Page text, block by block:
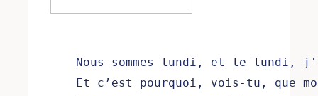
Nous sommes lundi, et le lundi,
Et c’est pourquoi, vois-tu, que